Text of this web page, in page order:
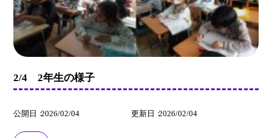
2/4 2年生の様子
公開日 2026/02/04 更新日 2026/02/04